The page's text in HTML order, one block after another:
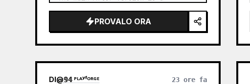
boy who preserves…
PROVALO ORA
DI@𝟡𝟜 ᴾᴸᴬʸᶠᴼᴿᴳᴱ 23 ore fa